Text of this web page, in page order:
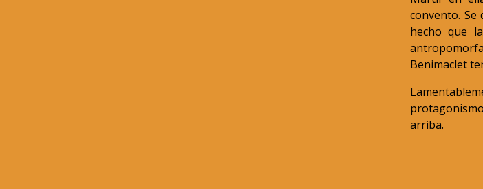
convento.
hecho que
Benimaclet
arriba.